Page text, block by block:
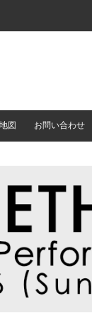
地図 お問い合わせ